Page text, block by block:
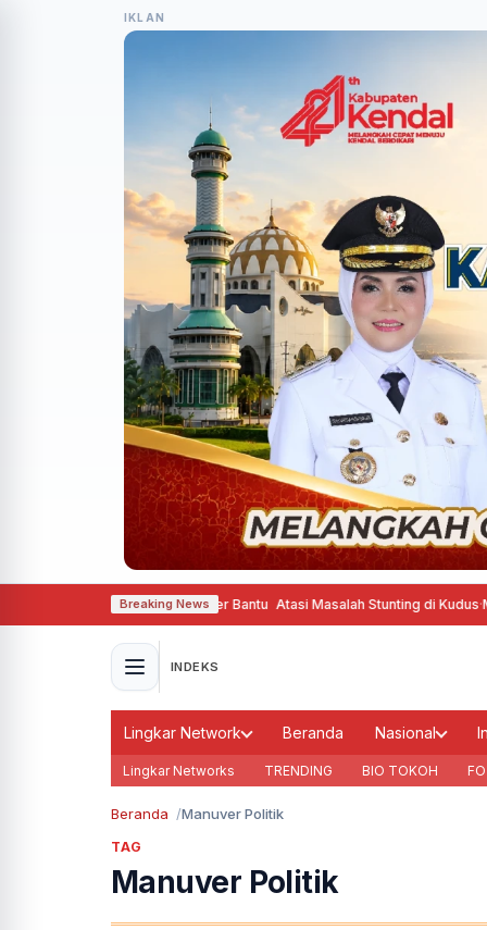
IKLAN
Breaking News
Belanja Pinter Gizine Bener Bantu Atasi Masalah Stunting di Kudus
INDEKS
Lingkar Network Beranda Nasional
Lingkar Networks TRENDING BIO TOKOH
Beranda Manuver Politik
TAG
Manuver Politik